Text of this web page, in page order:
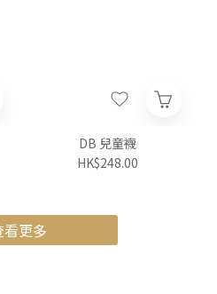
DB 兒童襪
HK$248.00
看更多